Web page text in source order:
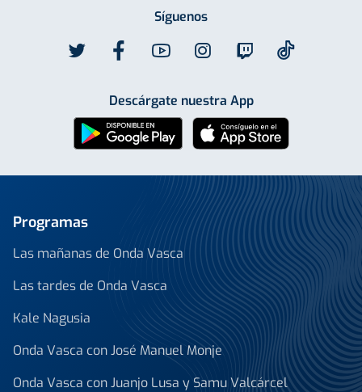
Síguenos
Descárgate nuestra App
Programas
Las mañanas de Onda Vasca
Las tardes de Onda Vasca
Kale Nagusia
Onda Vasca con José Manuel Monje
Onda Vasca con Juanjo Lusa y Samu Valcárcel